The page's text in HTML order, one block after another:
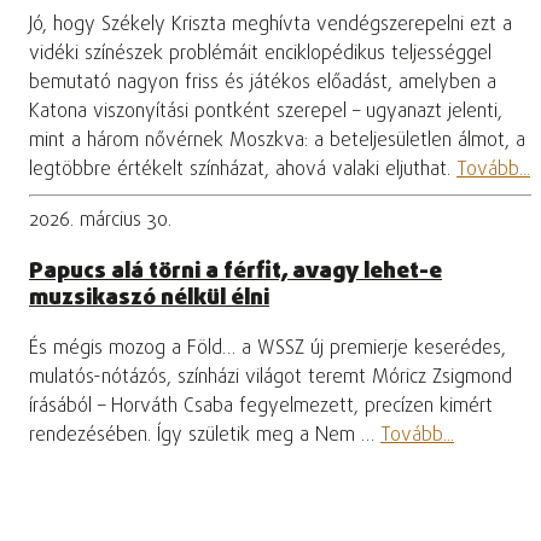
Jó, hogy Székely Kriszta meghívta vendégszerepelni ezt a
vidéki színészek problémáit enciklopédikus teljességgel
bemutató nagyon friss és játékos előadást, amelyben a
Katona viszonyítási pontként szerepel – ugyanazt jelenti,
mint a három nővérnek Moszkva: a beteljesületlen álmot, a
legtöbbre értékelt színházat, ahová valaki eljuthat. Tovább...
2026. március 30.
Papucs alá törni a férfit, avagy lehet-e
muzsikaszó nélkül élni
És mégis mozog a Föld… a WSSZ új premierje keserédes,
mulatós-nótázós, színházi világot teremt Móricz Zsigmond
írásából – Horváth Csaba fegyelmezett, precízen kimért
rendezésében. Így születik meg a Nem … Tovább...